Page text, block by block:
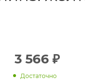
3 566 ₽
Достаточно